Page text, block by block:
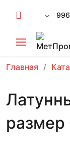
Главная